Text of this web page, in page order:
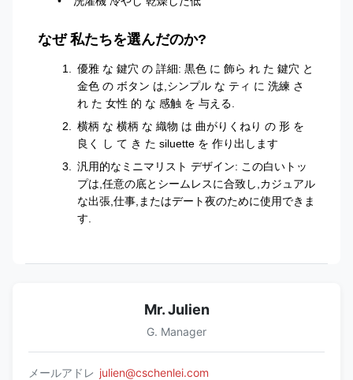
なぜ 私たちを選んだのか?
優雅 な 鍵穴 の 詳細: 黒色 に 飾ら れ た 鍵穴 と
金色 の ボタン は,シンプル な ティ に 洗練 さ
れ た 女性 的 な 感触 を 与える.
横柄 な 横柄 な 織物 は 曲がりくねり の 形 を
良く し て き た siluette を 作り出します
汎用的なミニマリスト デザイン: この白いトッ
プは,任意の底とシームレスに合致し,カジュアル
な出張,仕事,またはデート夜のために使用できま
す.
Mr. Julien
G. Manager
メールアドレ julien@cschenlei.com